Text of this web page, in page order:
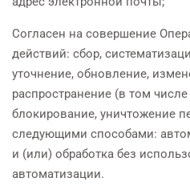
Согласен на совершение
действий: сбор,
уточнение, обновление,
распространение (в том
блокирование, уничтожение
следующими способами:
и (или) обработка без
автоматизации.